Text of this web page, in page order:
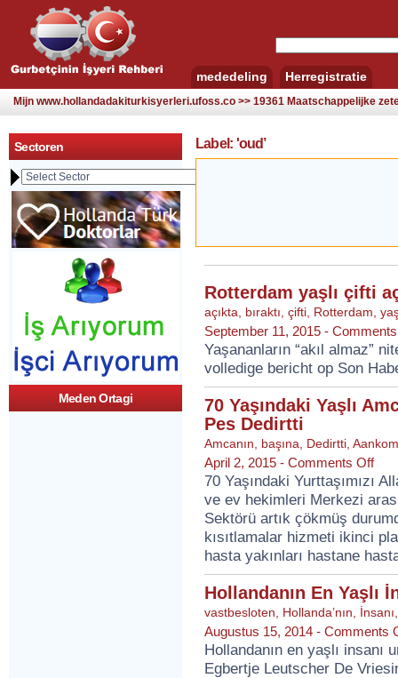
mededeling Herregistratie
Mijn www.hollandadakiturkisyerleri.ufoss.co >> 19361 Maatschappelijke
Sectoren
Meden Ortagi
Label: 'oud’
Rotterdam yaşlı çifti
açıkta bıraktı çifti Rotterdam
September 11, 2015 -
Yaşananların “akıl almaz”
volledige bericht op Son
70 Yaşındaki Yaşlı
Pes Dedirtti
Amcanın başına Dedirtti
April 2, 2015 - Comments Offop
Yaşlı
Pes
70 Yaşındaki Yurttaşımızı
ve ev hekimleri Merkezi
Sektörü artık çökmüş
kısıtlamalar hizmeti ikinci
hasta yakınları hastane
Hollandanın En Yaşlı
vastbesloten Hollanda’nın İnsanı
Augustus 15, 2014 - Comments
Hollandanın en yaşlı insanı
Egbertje Leutscher De